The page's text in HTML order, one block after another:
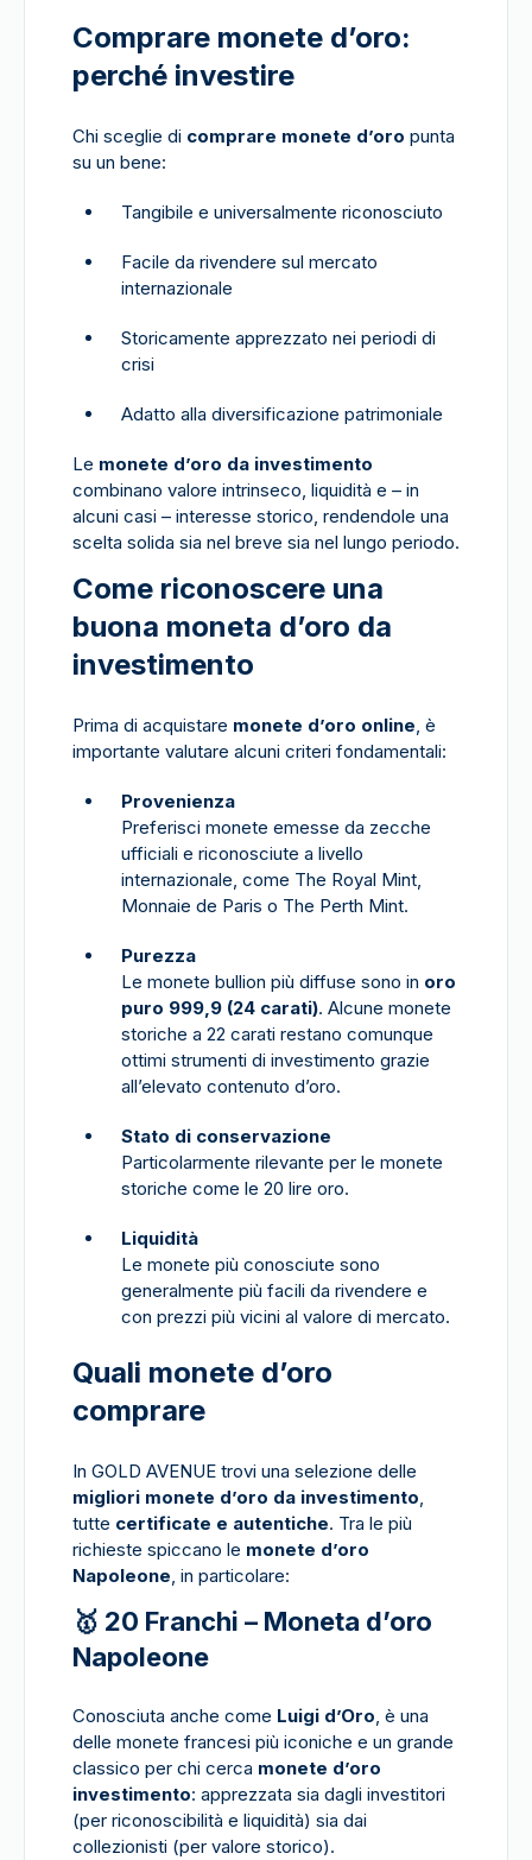
Comprare monete d’oro:
perché investire
Chi sceglie di comprare monete d’oro punta
su un bene:
Tangibile e universalmente riconosciuto
Facile da rivendere sul mercato
internazionale
Storicamente apprezzato nei periodi di
crisi
Adatto alla diversificazione patrimoniale
Le monete d’oro da investimento
combinano valore intrinseco, liquidità e – in
alcuni casi – interesse storico, rendendole una
scelta solida sia nel breve sia nel lungo periodo.
Come riconoscere una
buona moneta d’oro da
investimento
Prima di acquistare monete d’oro online, è
importante valutare alcuni criteri fondamentali:
Provenienza
Preferisci monete emesse da zecche
ufficiali e riconosciute a livello
internazionale, come The Royal Mint,
Monnaie de Paris o The Perth Mint.
Purezza
Le monete bullion più diffuse sono in oro
puro 999,9 (24 carati). Alcune monete
storiche a 22 carati restano comunque
ottimi strumenti di investimento grazie
all’elevato contenuto d’oro.
Stato di conservazione
Particolarmente rilevante per le monete
storiche come le 20 lire oro.
Liquidità
Le monete più conosciute sono
generalmente più facili da rivendere e
con prezzi più vicini al valore di mercato.
Quali monete d’oro
comprare
In GOLD AVENUE trovi una selezione delle
migliori monete d’oro da investimento,
tutte certificate e autentiche. Tra le più
richieste spiccano le monete d’oro
Napoleone, in particolare:
🥇 20 Franchi – Moneta d’oro
Napoleone
Conosciuta anche come Luigi d’Oro, è una
delle monete francesi più iconiche e un grande
classico per chi cerca monete d’oro
investimento: apprezzata sia dagli investitori
(per riconoscibilità e liquidità) sia dai
collezionisti (per valore storico).